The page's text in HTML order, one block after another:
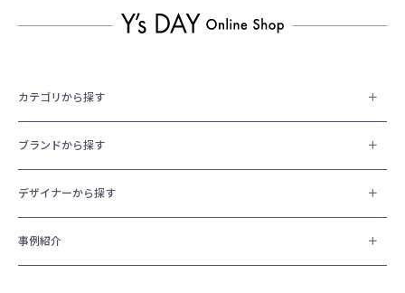
カテゴリから探す
ブランドから探す
デザイナーから探す
事例紹介